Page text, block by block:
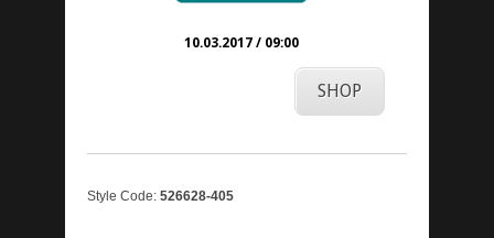
10.03.2017 / 09:00
SHOP
Style Code: 526628-405